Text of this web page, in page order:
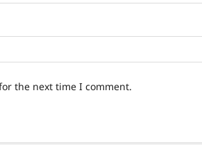
the next time I comment.